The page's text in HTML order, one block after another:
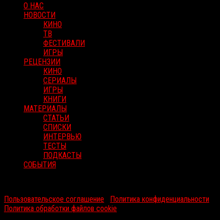
О НАС
НОВОСТИ
КИНО
ТВ
ФЕСТИВАЛИ
ИГРЫ
РЕЦЕНЗИИ
КИНО
СЕРИАЛЫ
ИГРЫ
КНИГИ
МАТЕРИАЛЫ
СТАТЬИ
СПИСКИ
ИНТЕРВЬЮ
ТЕСТЫ
ПОДКАСТЫ
СОБЫТИЯ
Пользовательское соглашение
Политика конфиденциальности
Политика обработки файлов cookie